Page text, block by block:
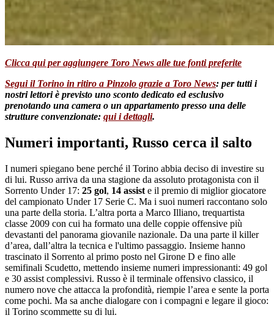
Clicca qui per aggiungere Toro News alle tue fonti preferite
Segui il Torino in ritiro a Pinzolo grazie a Toro News: per tutti i
nostri lettori è previsto uno sconto dedicato ed esclusivo
prenotando una camera o un appartamento presso una delle
strutture convenzionate: qui i dettagli.
Numeri importanti, Russo cerca il salto
I numeri spiegano bene perché il Torino abbia deciso di investire su
di lui. Russo arriva da una stagione da assoluto protagonista con il
Sorrento Under 17: 25 gol, 14 assist e il premio di miglior giocatore
del campionato Under 17 Serie C. Ma i suoi numeri raccontano solo
una parte della storia. L’altra porta a Marco Illiano, trequartista
classe 2009 con cui ha formato una delle coppie offensive più
devastanti del panorama giovanile nazionale. Da una parte il killer
d’area, dall’altra la tecnica e l'ultimo passaggio. Insieme hanno
trascinato il Sorrento al primo posto nel Girone D e fino alle
semifinali Scudetto, mettendo insieme numeri impressionanti: 49 gol
e 30 assist complessivi. Russo è il terminale offensivo classico, il
numero nove che attacca la profondità, riempie l’area e sente la porta
come pochi. Ma sa anche dialogare con i compagni e legare il gioco:
il Torino scommette su di lui.